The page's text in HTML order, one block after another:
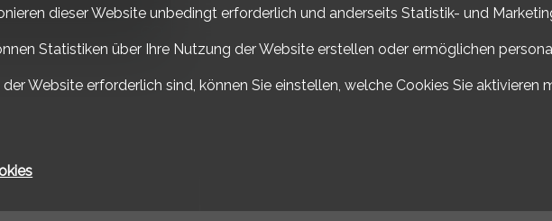
dieser Website unbedingt erforderlich und anderseits Statistik- und
Statistiken über Ihre Nutzung der Website erstellen oder ermöglichen
Website erforderlich sind, können Sie einstellen, welche Cookies Sie aktivieren